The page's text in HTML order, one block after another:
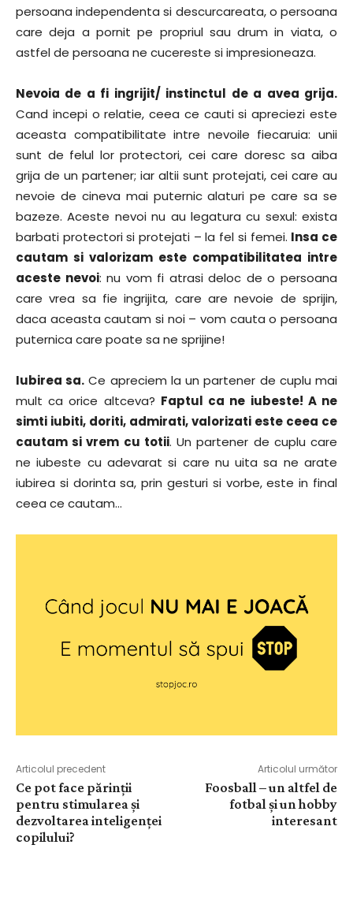
persoana independenta si descurcareata, o persoana
care deja a pornit pe propriul sau drum in viata, o
astfel de persoana ne cucereste si impresioneaza.
Nevoia de a fi ingrijit/ instinctul de a avea grija.
Cand incepi o relatie, ceea ce cauti si apreciezi este
aceasta compatibilitate intre nevoile fiecaruia: unii
sunt de felul lor protectori, cei care doresc sa aiba
grija de un partener; iar altii sunt protejati, cei care au
nevoie de cineva mai puternic alaturi pe care sa se
bazeze. Aceste nevoi nu au legatura cu sexul: exista
barbati protectori si protejati – la fel si femei. Insa ce
cautam si valorizam este compatibilitatea intre
aceste nevoi: nu vom fi atrasi deloc de o persoana
care vrea sa fie ingrijita, care are nevoie de sprijin,
daca aceasta cautam si noi – vom cauta o persoana
puternica care poate sa ne sprijine!
Iubirea sa. Ce apreciem la un partener de cuplu mai
mult ca orice altceva? Faptul ca ne iubeste! A ne
simti iubiti, doriti, admirati, valorizati este ceea ce
cautam si vrem cu totii. Un partener de cuplu care
ne iubeste cu adevarat si care nu uita sa ne arate
iubirea si dorinta sa, prin gesturi si vorbe, este in final
ceea ce cautam…
Articolul precedent
Ce pot face părinții
pentru stimularea și
dezvoltarea inteligenței
copilului?
Articolul următor
Foosball – un altfel de
fotbal și un hobby
interesant